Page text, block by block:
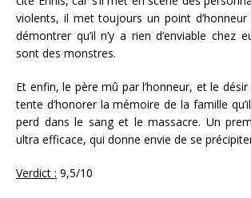
violents, il met toujours un point
démontrer qu’il n’y a rien d’enviable chez
sont des monstres.
Et enfin, le père mû par l’honneur, et le
tente d’honorer la mémoire de la famille
perd dans le sang et le massacre. Un
ultra efficace, qui donne envie de se
Verdict : 9,5/10